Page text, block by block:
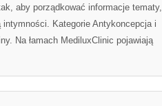
aby porządkować informacje tematy,
Kategorie Antykoncepcja i
Na łamach MediluxClinic pojawiają